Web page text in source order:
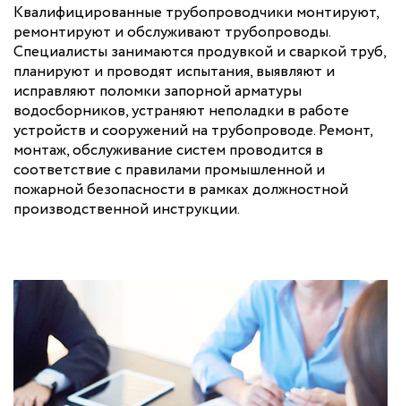
Квалифицированные трубопроводчики монтируют,
ремонтируют и обслуживают трубопроводы.
Специалисты занимаются продувкой и сваркой труб,
планируют и проводят испытания, выявляют и
исправляют поломки запорной арматуры
водосборников, устраняют неполадки в работе
устройств и сооружений на трубопроводе. Ремонт,
монтаж, обслуживание систем проводится в
соответствие с правилами промышленной и
пожарной безопасности в рамках должностной
производственной инструкции.